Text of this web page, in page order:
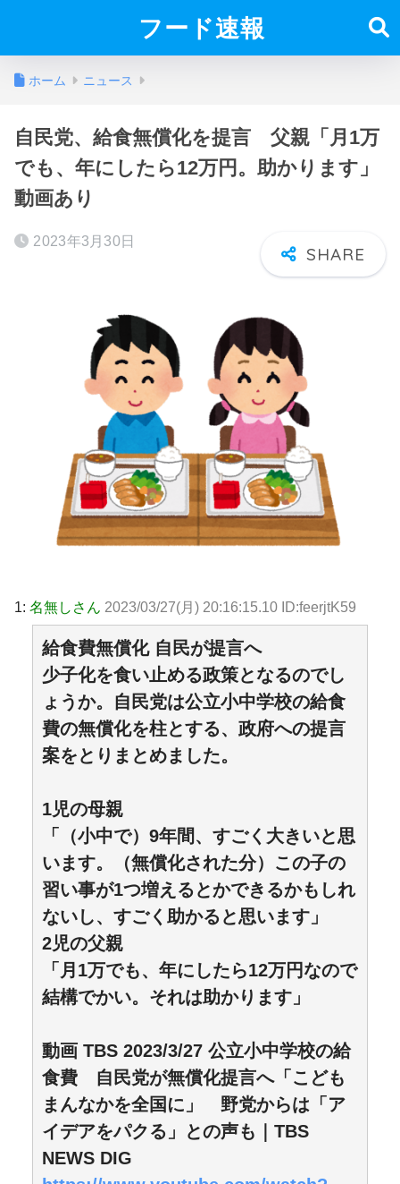
フード速報
ホーム ニュース
自民党、給食無償化を提言 父親「月1万
でも、年にしたら12万円。助かります」
動画あり
2023年3月30日
1: 名無しさん 2023/03/27(月) 20:16:15.10 ID:feerjtK59
給食費無償化 自民が提言へ
少子化を食い止める政策となるのでし
ょうか。自民党は公立小中学校の給食
費の無償化を柱とする、政府への提言
案をとりまとめました。
1児の母親
「（小中で）9年間、すごく大きいと思
います。（無償化された分）この子の
習い事が1つ増えるとかできるかもしれ
ないし、すごく助かると思います」
2児の父親
「月1万でも、年にしたら12万円なので
結構でかい。それは助かります」
動画 TBS 2023/3/27 公立小中学校の給
食費 自民党が無償化提言へ「こども
まんなかを全国に」 野党からは「ア
イデアをパクる」との声も｜TBS
NEWS DIG